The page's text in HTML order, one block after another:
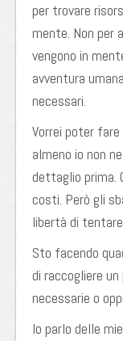
per trovare
mente. Non per
vengono in
avventura
necessari.
Vorrei poter
almeno io non
dettaglio prima.
costi. Però gli
libertà di
Sto facendo
di raccogliere un
necessarie o
Io parlo delle